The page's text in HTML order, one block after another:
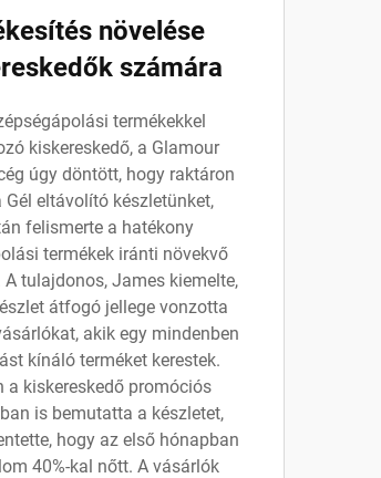
növelése
számára
termékekkel
kiskereskedő, a Glamour
úgy döntött, hogy raktáron
Gél eltávolító készletünket,
felismerte a hatékony
termékek iránti növekvő
A tulajdonos, James kiemelte,
átfogó jellege vonzotta
akik egy mindenben
kínáló terméket kerestek.
a kiskereskedő promóciós
is bemutatta a készletet,
hogy az első hónapban
40%-kal nőtt. A vásárlók